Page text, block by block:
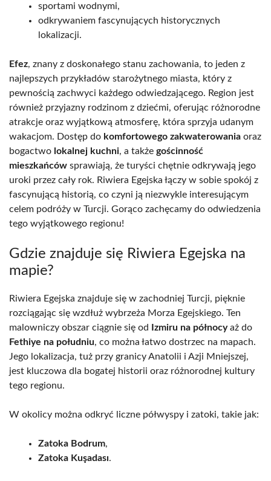
sportami wodnymi,
odkrywaniem fascynujących historycznych
lokalizacji.
Efez, znany z doskonałego stanu zachowania, to jeden z
najlepszych przykładów starożytnego miasta, który z
pewnością zachwyci każdego odwiedzającego. Region jest
również przyjazny rodzinom z dziećmi, oferując różnorodne
atrakcje oraz wyjątkową atmosferę, która sprzyja udanym
wakacjom. Dostęp do komfortowego zakwaterowania oraz
bogactwo lokalnej kuchni, a także gościnność
mieszkańców sprawiają, że turyści chętnie odkrywają jego
uroki przez cały rok. Riwiera Egejska łączy w sobie spokój z
fascynującą historią, co czyni ją niezwykle interesującym
celem podróży w Turcji. Gorąco zachęcamy do odwiedzenia
tego wyjątkowego regionu!
Gdzie znajduje się Riwiera Egejska na
mapie?
Riwiera Egejska znajduje się w zachodniej Turcji, pięknie
rozciągając się wzdłuż wybrzeża Morza Egejskiego. Ten
malowniczy obszar ciągnie się od
Izmiru na północyaż do
Fethiye na południu, co można łatwo dostrzec na mapach.
Jego lokalizacja, tuż przy granicy Anatolii i Azji Mniejszej,
jest kluczowa dla bogatej historii oraz różnorodnej kultury
tego regionu.
W okolicy można odkryć liczne półwyspy i zatoki, takie jak:
Zatoka Bodrum,
Zatoka Kuşadası.